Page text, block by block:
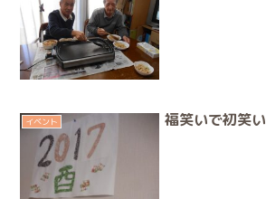
イベント 福笑いで初笑い